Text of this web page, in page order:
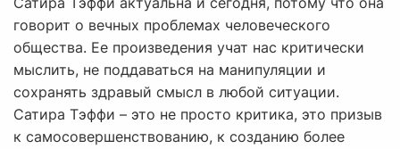
говорит о вечных проблемах человеческого
общества. Ее произведения учат нас критически
мыслить, не поддаваться на манипуляции и
сохранять здравый смысл в любой ситуации.
Сатира Тэффи – это не просто критика, это призыв
к самосовершенствованию, к созданию более